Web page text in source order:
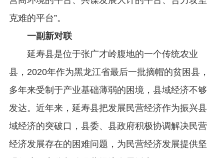
克难的平台”。
一副新对联
延寿县是位于张广才岭腹地的一个传统农业
县，2020年作为黑龙江省最后一批摘帽的贫困县，
多年来受制于产业基础薄弱的困境，县域经济不够
发达。近年来，延寿县把发展民营经济作为振兴县
域经济的突破口，县委、县政府积极协调解决民营
经济发展存在的困难问题，为民营经济发展提供坚